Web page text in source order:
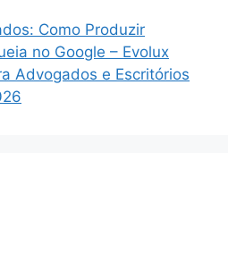
Como Produzir
no Google – Evolux
Advogados e Escritórios